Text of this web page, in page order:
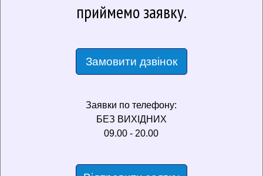
приймемо заявку.
Замовити дзвінок
Заявки по телефону:
БЕЗ ВИХІДНИХ
09.00 - 20.00